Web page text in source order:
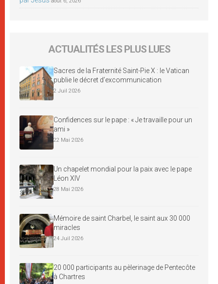
ACTUALITÉS LES PLUS LUES
Sacres de la Fraternité Saint-Pie X : le Vatican
publie le décret d’excommunication
2 Juil 2026
Confidences sur le pape : « Je travaille pour un
ami »
22 Mai 2026
Un chapelet mondial pour la paix avec le pape
Léon XIV
28 Mai 2026
Mémoire de saint Charbel, le saint aux 30 000
miracles
24 Juil 2026
20 000 participants au pèlerinage de Pentecôte
à Chartres